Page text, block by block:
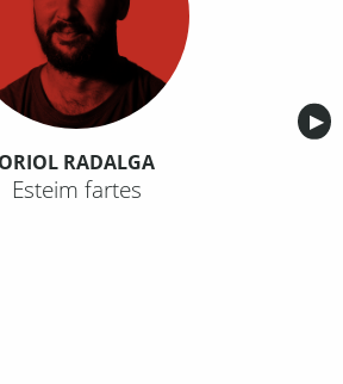
▶︎
ORIOL RADALGA
Esteim fartes